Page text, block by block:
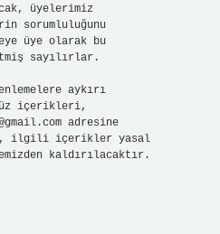
üyelerimiz
sorumluluğunu
üye olarak bu
sayılırlar.
aykırı
içerikleri,
adresine
ilgili içerikler yasal
kaldırılacaktır.